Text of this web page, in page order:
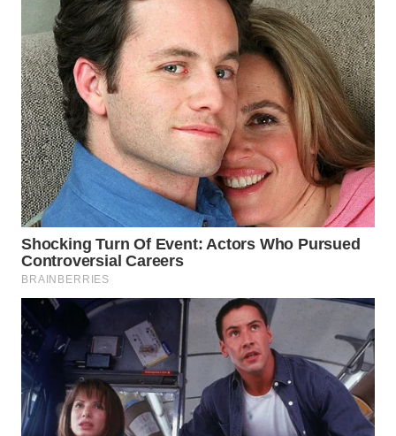
WN
BOGOR
WN
DEPOK
WN
TAPANULI
UTARA
WN
SAMOSIR
PADANG
LAWAS
WN
SUMEDANG